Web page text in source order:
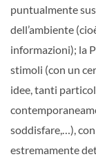
puntualmente
dell’ambiente
informazioni); la
stimoli (con un
idee, tanti
soddisfare,…),
estremamente